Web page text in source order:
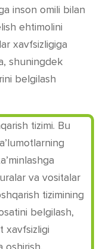
inson omili bilan
ehtimolini
xavfsizligiga
shuningdek
belgilash
tizimi. Bu
va vositalar
tizimining
belgilash,
xavfsizligi